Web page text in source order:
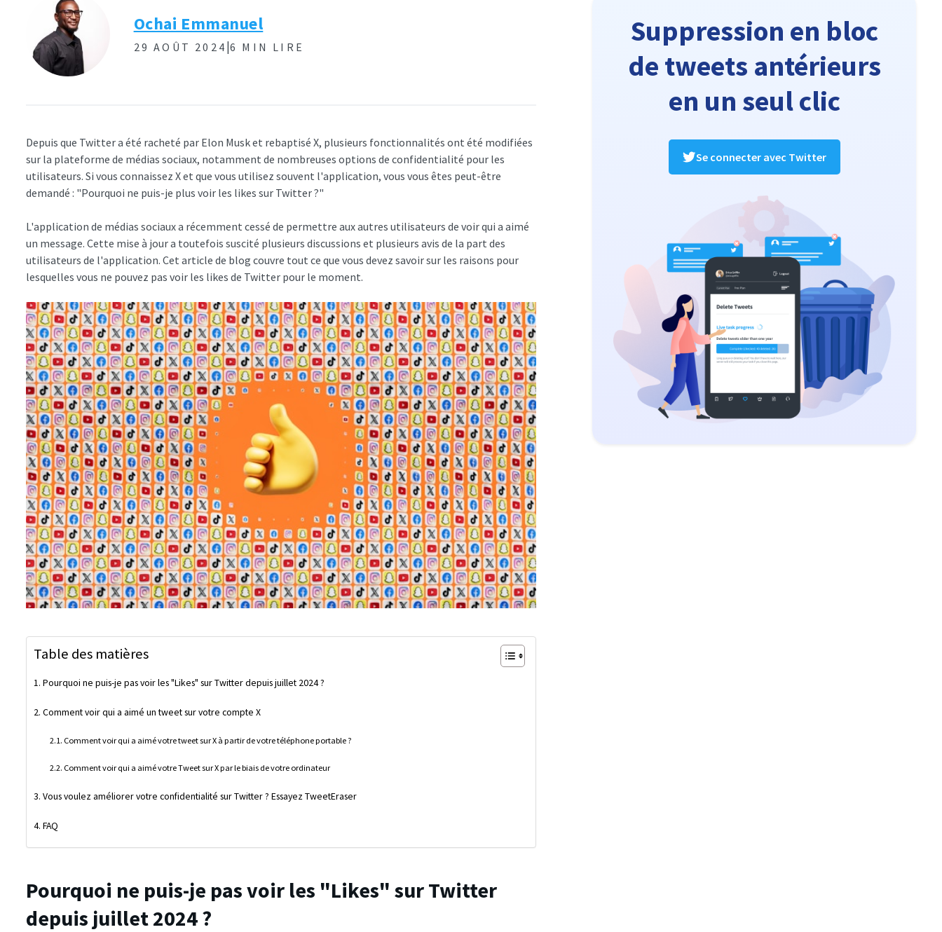
Ochai Emmanuel
29 AOÛT 2024 |6 MIN LIRE
Depuis que Twitter a été racheté par Elon Musk et rebaptisé X, plusieurs fonctionnalités ont été modifiées
sur la plateforme de médias sociaux, notamment de nombreuses options de confidentialité pour les
utilisateurs. Si vous connaissez X et que vous utilisez souvent l'application, vous vous êtes peut-être
demandé : "Pourquoi ne puis-je plus voir les likes sur Twitter ?"
L'application de médias sociaux a récemment cessé de permettre aux autres utilisateurs de voir qui a aimé
un message. Cette mise à jour a toutefois suscité plusieurs discussions et plusieurs avis de la part des
utilisateurs de l'application. Cet article de blog couvre tout ce que vous devez savoir sur les raisons pour
lesquelles vous ne pouvez pas voir les likes de Twitter pour le moment.
Table des matières
Pourquoi ne puis-je pas voir les "Likes" sur Twitter depuis juillet 2024 ?
Comment voir qui a aimé un tweet sur votre compte X
Comment voir qui a aimé votre tweet sur X à partir de votre téléphone portable ?
Comment voir qui a aimé votre Tweet sur X par le biais de votre ordinateur
Vous voulez améliorer votre confidentialité sur Twitter ? Essayez TweetEraser
FAQ
Pourquoi ne puis-je pas voir les "Likes" sur Twitter
depuis juillet 2024 ?
Suppression en bloc
de tweets antérieurs
en un seul clic
Se connecter avec Twitter